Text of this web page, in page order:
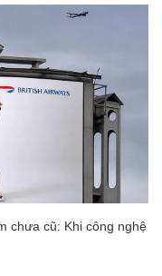
chưa cũ: Khi công nghệ